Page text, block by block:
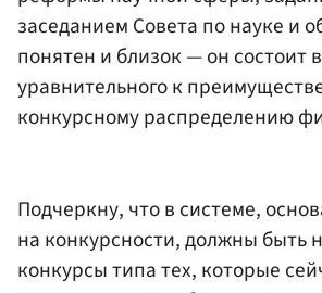
заседанием Совета по науке и
понятен и близок — он состоит
уравнительного к
конкурсному распределению
Подчеркну, что в системе,
на конкурсности, должны быть
конкурсы типа тех, которые